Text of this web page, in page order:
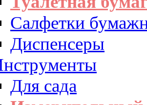
Салфетки
Диспенсеры
Для сада